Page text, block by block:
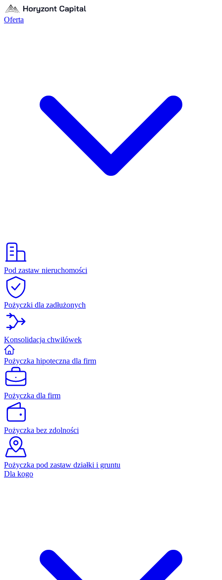
Oferta
Pod zastaw nieruchomości
Pożyczki dla zadłużonych
Konsolidacja chwilówek
Pożyczka hipoteczna dla firm
Pożyczka dla firm
Pożyczka bez zdolności
Pożyczka pod zastaw działki i gruntu
Dla kogo